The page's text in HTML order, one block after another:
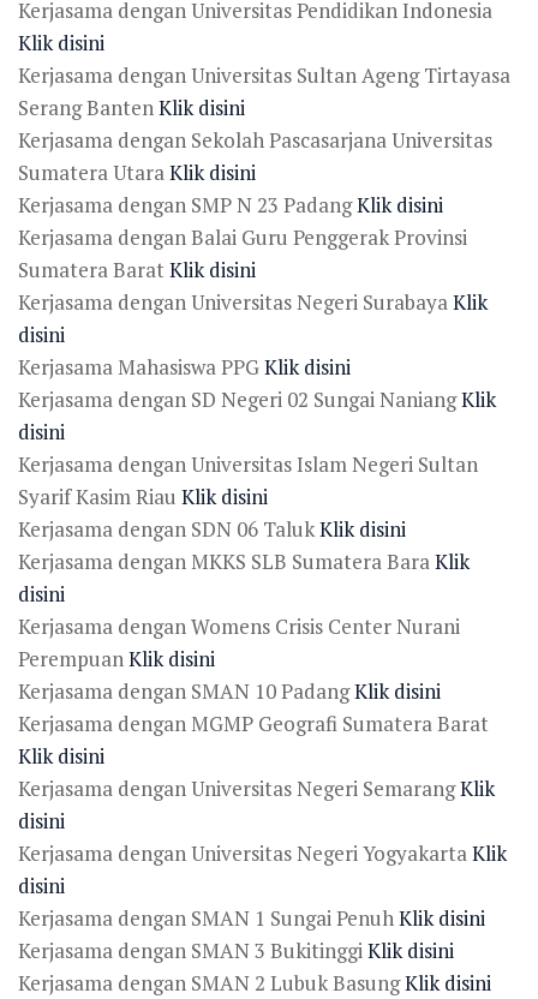
Kerjasama dengan Universitas Pendidikan Indonesia
Klik disini
Kerjasama dengan Universitas Sultan Ageng Tirtayasa
Serang BantenKlik disini
Kerjasama dengan Sekolah Pascasarjana Universitas
Sumatera UtaraKlik disini
Kerjasama dengan SMP N 23 PadangKlik disini
Kerjasama dengan Balai Guru Penggerak Provinsi
Sumatera BaratKlik disini
Kerjasama dengan Universitas Negeri SurabayaKlik
disini
Kerjasama Mahasiswa PPGKlik disini
Kerjasama dengan SD Negeri 02 Sungai NaniangKlik
disini
Kerjasama dengan Universitas Islam Negeri Sultan
Syarif Kasim Riau Klik disini
Kerjasama dengan SDN 06 TalukKlik disini
Kerjasama dengan MKKS SLB Sumatera BaraKlik
disini
Kerjasama dengan Womens Crisis Center Nurani
PerempuanKlik disini
Kerjasama dengan SMAN 10 PadangKlik disini
Kerjasama dengan MGMP Geografi Sumatera Barat
Klik disini
Kerjasama dengan Universitas Negeri SemarangKlik
disini
Kerjasama dengan Universitas Negeri YogyakartaKlik
disini
Kerjasama dengan SMAN 1 Sungai PenuhKlik disini
Kerjasama dengan SMAN 3 BukitinggiKlik disini
Kerjasama dengan SMAN 2 Lubuk BasungKlik disini